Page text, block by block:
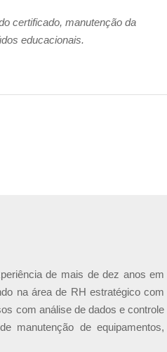
certificado, manutenção da
educacionais.
de mais de dez anos em
na área de RH estratégico com
com análise de dados e controle
manutenção de equipamentos,